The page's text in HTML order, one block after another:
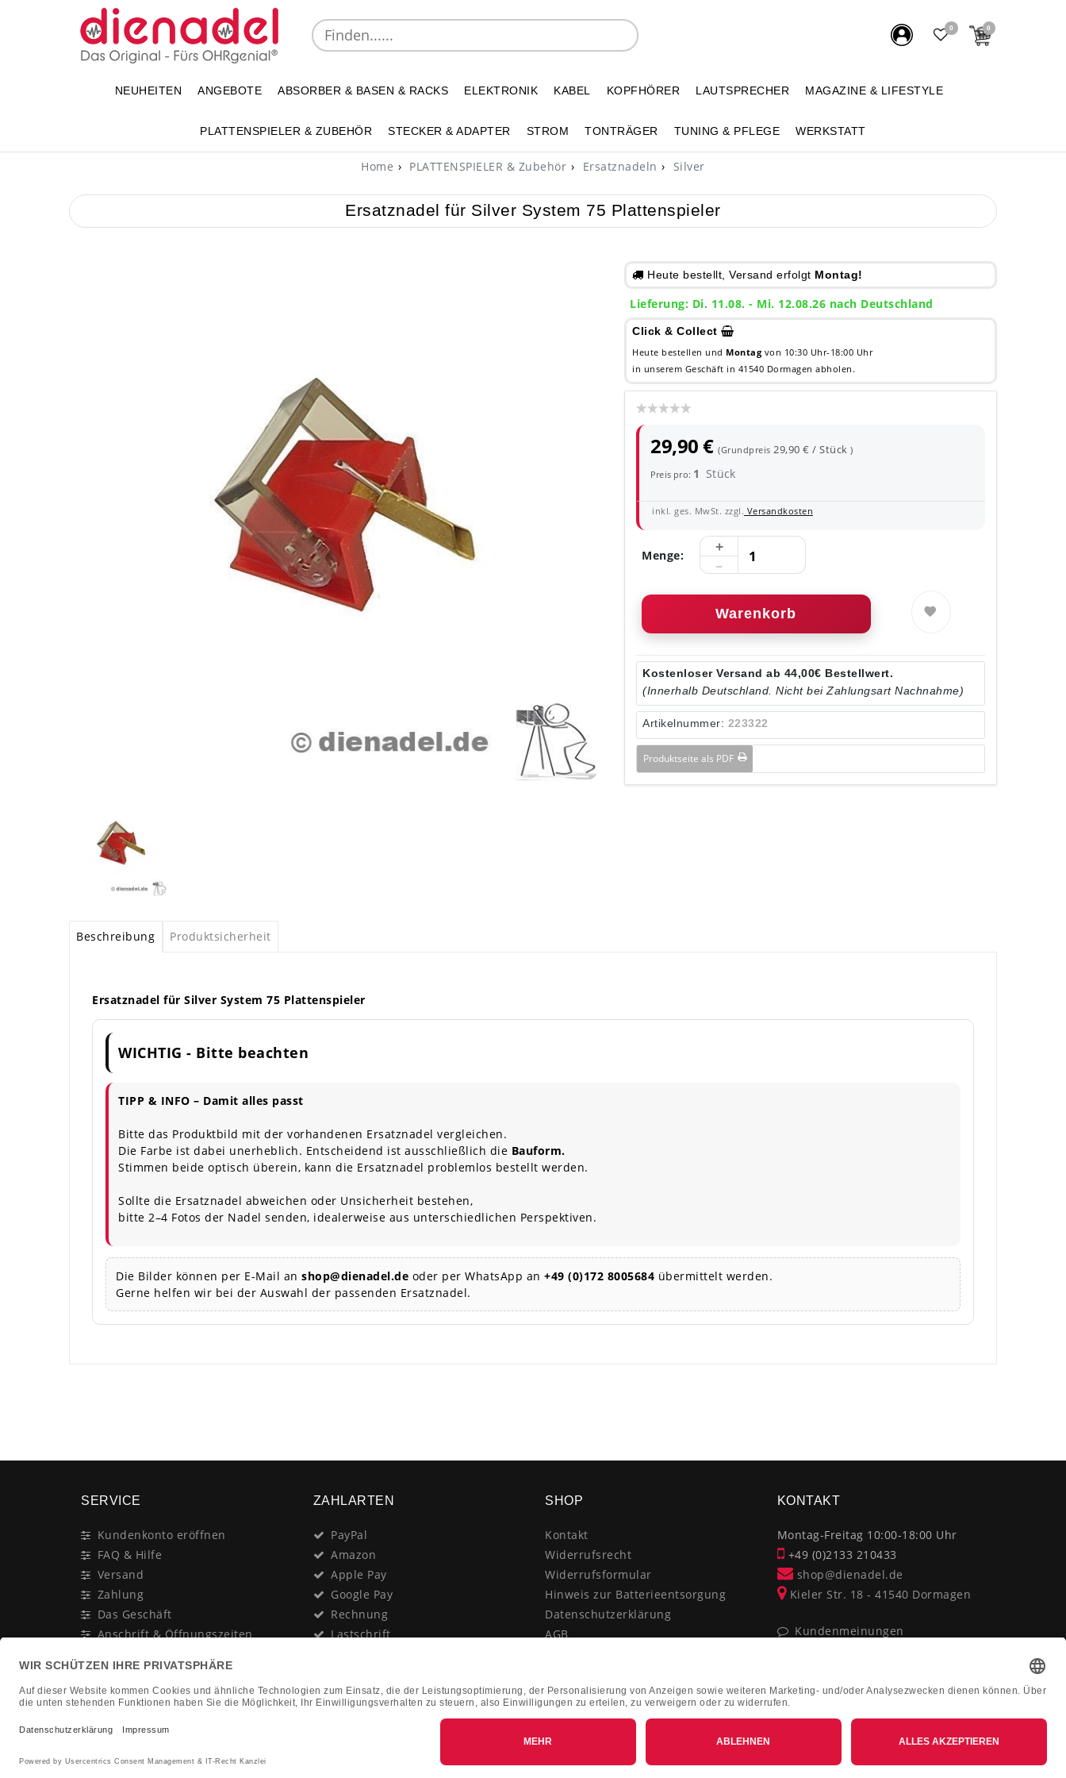
0 0
NEUHEITEN ANGEBOTE ABSORBER & BASEN & RACKS ELEKTRONIK KABEL KOPFHÖRER LAUTSPRECHER MAGAZINE & LIFESTYLE
PLATTENSPIELER & ZUBEHÖR STECKER & ADAPTER STROM TONTRÄGER TUNING & PFLEGE WERKSTATT
Home PLATTENSPIELER & Zubehör Ersatznadeln Silver
Ersatznadel für Silver System 75 Plattenspieler
Heute bestellt, Versand erfolgt Montag!
Lieferung: Di. 11.08. - Mi. 12.08.26 nach Deutschland
Click & Collect
Heute bestellen und Montag von 10:30 Uhr-18:00 Uhr
in unserem Geschäft in 41540 Dormagen abholen.
29,90 €(Grundpreis29,90 € / Stück)
Preis pro: 1 Stück
inkl. ges. MwSt. zzgl. Versandkosten
Menge:
Warenkorb
Kostenloser Versand ab 44,00€ Bestellwert.
(Innerhalb Deutschland. Nicht bei Zahlungsart Nachnahme)
Artikelnummer: 223322
Produktseite als PDF
Beschreibung Produktsicherheit
Ersatznadel für Silver System 75 Plattenspieler
WICHTIG - Bitte beachten
TIPP & INFO – Damit alles passt
Bitte das Produktbild mit der vorhandenen Ersatznadel vergleichen.
Die Farbe ist dabei unerheblich. Entscheidend ist ausschließlich die Bauform.
Stimmen beide optisch überein, kann die Ersatznadel problemlos bestellt werden.
Sollte die Ersatznadel abweichen oder Unsicherheit bestehen,
bitte 2–4 Fotos der Nadel senden, idealerweise aus unterschiedlichen Perspektiven.
Die Bilder können per E-Mail an shop@dienadel.de oder per WhatsApp an +49 (0)172 8005684 übermittelt werden.
Gerne helfen wir bei der Auswahl der passenden Ersatznadel.
SERVICE
Kundenkonto eröffnen
FAQ & Hilfe
Versand
Zahlung
Das Geschäft
Anschrift & Öffnungszeiten
Newsletter
In Gedenken an:
Jürgen Duhn
ZAHLARTEN
PayPal
Amazon
Apple Pay
Google Pay
Rechnung
Lastschrift
Nachnahme
SHOP
Kontakt
Widerrufsrecht
Widerrufsformular
Hinweis zur Batterieentsorgung
Datenschutzerklärung
AGB
Vertrag widerrufen
KONTAKT
Montag-Freitag 10:00-18:00 Uhr
+49 (0)2133 210433
shop@dienadel.de
Kieler Str. 18 - 41540 Dormagen
Kundenmeinungen